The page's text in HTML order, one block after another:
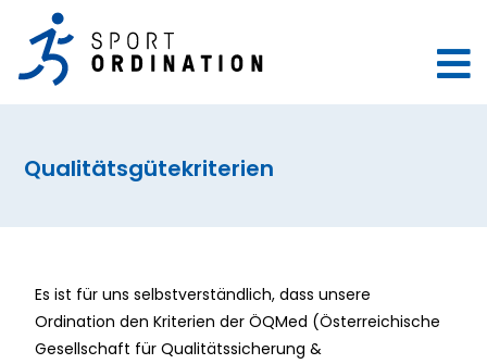
Qualitätsgütekriterien
Es ist für uns selbstverständlich, dass unsere
Ordination den Kriterien der ÖQMed (Österreichische
Gesellschaft für Qualitätssicherung &